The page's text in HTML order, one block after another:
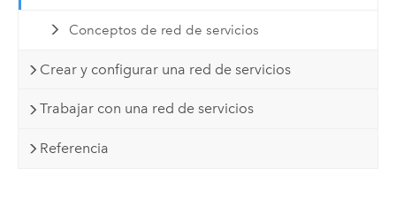
Conceptos de red de servicios
Crear y configurar una red de servicios
Trabajar con una red de servicios
Referencia